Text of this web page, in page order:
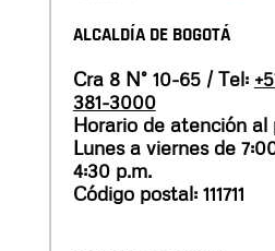
ALCALDÍA DE BOGOTÁ
Cra 8 N° 10-65 / Tel:
381-3000
Horario de atención al
Lunes a viernes de
4:30 p.m.
Código postal: 111711